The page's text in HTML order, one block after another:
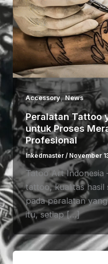
Accessory,News
Peralatan Tattoo
untuk Proses
Profesional
Inkedmaster / November
Tatoo Art Indonesia
tattoo, kualitas
pada peralatan
itu, setiap […]